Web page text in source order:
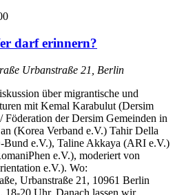
darf erinnern?
Urbanstraße 21, Berlin
über migrantische und
mit Kemal Karabulut (Dersim
der Dersim Gemeinden in
(Korea Verband e.V.) Tahir Della
e.V.), Taline Akkaya (ARI e.V.)
e.V.), moderiert von
e.V.). Wo:
Urbanstraße 21, 10961 Berlin
20 Uhr. Danach lassen wir